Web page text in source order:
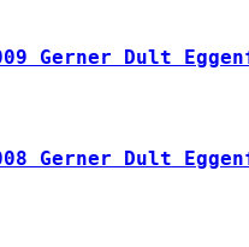
Gerner Dult
Gerner Dult